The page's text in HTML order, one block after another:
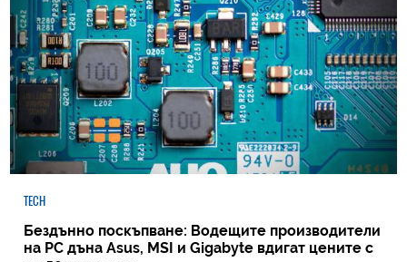
TECH
Бездънно поскъпване: Водещите производители
на РС дъна Asus, MSI и Gigabyte вдигат цените с